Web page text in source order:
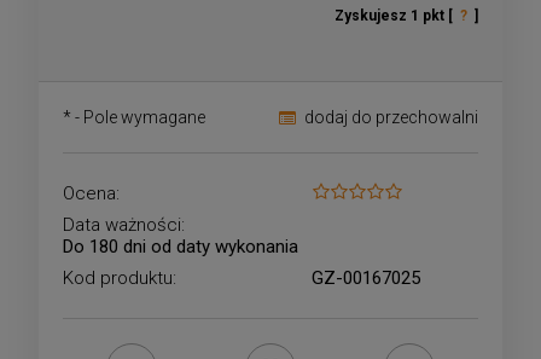
Zyskujesz 1 pkt [ ? ]
dodaj do przechowalni
* - Pole wymagane
Ocena:
Data ważności:
Do 180 dni od daty wykonania
Kod produktu:
GZ-00167025